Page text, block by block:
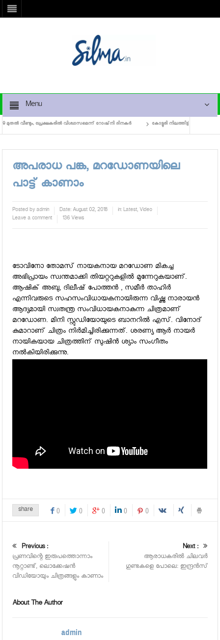
Menu
വീണ്ടും, പ്രേക്ഷകരില്‍ വിശ്വാസമെന്ന് റോഷ്‌നി ദിനകര്‍ കോട്ടൂരി നിലത്തിട്ട് കമല
അപരാധ പങ്ക, മറഡോണയിലെ
പാട്ട് കാണാം
Posted byadmin Date: August 02, 2018 in:Latest, Video
Leave a comment
136 Views
ടോവിനോ തോമസ് നായകനായ മറഡോണ മികച്ച
അഭിപ്രായം സ്വന്തമാക്കി തിയറ്ററുകളില്‍ മുന്നേറുകയാണ്.
ആഷിക് അബു, ദിലീഷ് പോത്തന്‍ , സമീര്‍ താഹിര്‍
എന്നിവരുടെ സഹസംവിധായകനായിരുന്ന വിഷ്ണു നാരായന്‍
ആദ്യമായി സ്വതന്ത്ര സംവിധായകനാകുന്ന ചിത്രമാണ്
മറഡോണ. മിനി സ്റ്റുഡിയോയുടെ ബാനറില്‍ എസ്. വിനോദ്
കുമാറാണ് ചിത്രം നിര്‍മിച്ചിരിക്കുന്നത്. ശരണ്യ ആര്‍ നായര്‍
നായികയായ ചിത്രത്തിന് സുഷിന്‍ ശ്യാം സംഗീതം
നല്‍കിയിരിക്കുന്നു.
share 0 0 0 0 0
Previous :
പ്രണവിന്റെ ഇരുപത്തൊന്നാം
നൂറ്റാണ്ട്, ലൊക്കേഷന്‍
വിഡിയോയും ചിത്രങ്ങളും കാണാം
Next :
ആരാധകരില്‍ ചിലവര്‍
ഗുണ്ടകളെ പോലെ: ഇന്ദ്രന്‍സ്
About The Author
admin